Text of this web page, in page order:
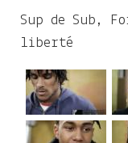
Sup de Sub,
liberté